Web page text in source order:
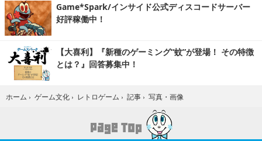
Game*Spark/インサイド公式ディスコードサーバー
好評稼働中！
【大喜利】『新種のゲーミング“蚊”が登場！ その特徴
とは？』回答募集中！
ホーム › ゲーム文化 › レトロゲーム › 記事 › 写真・画像